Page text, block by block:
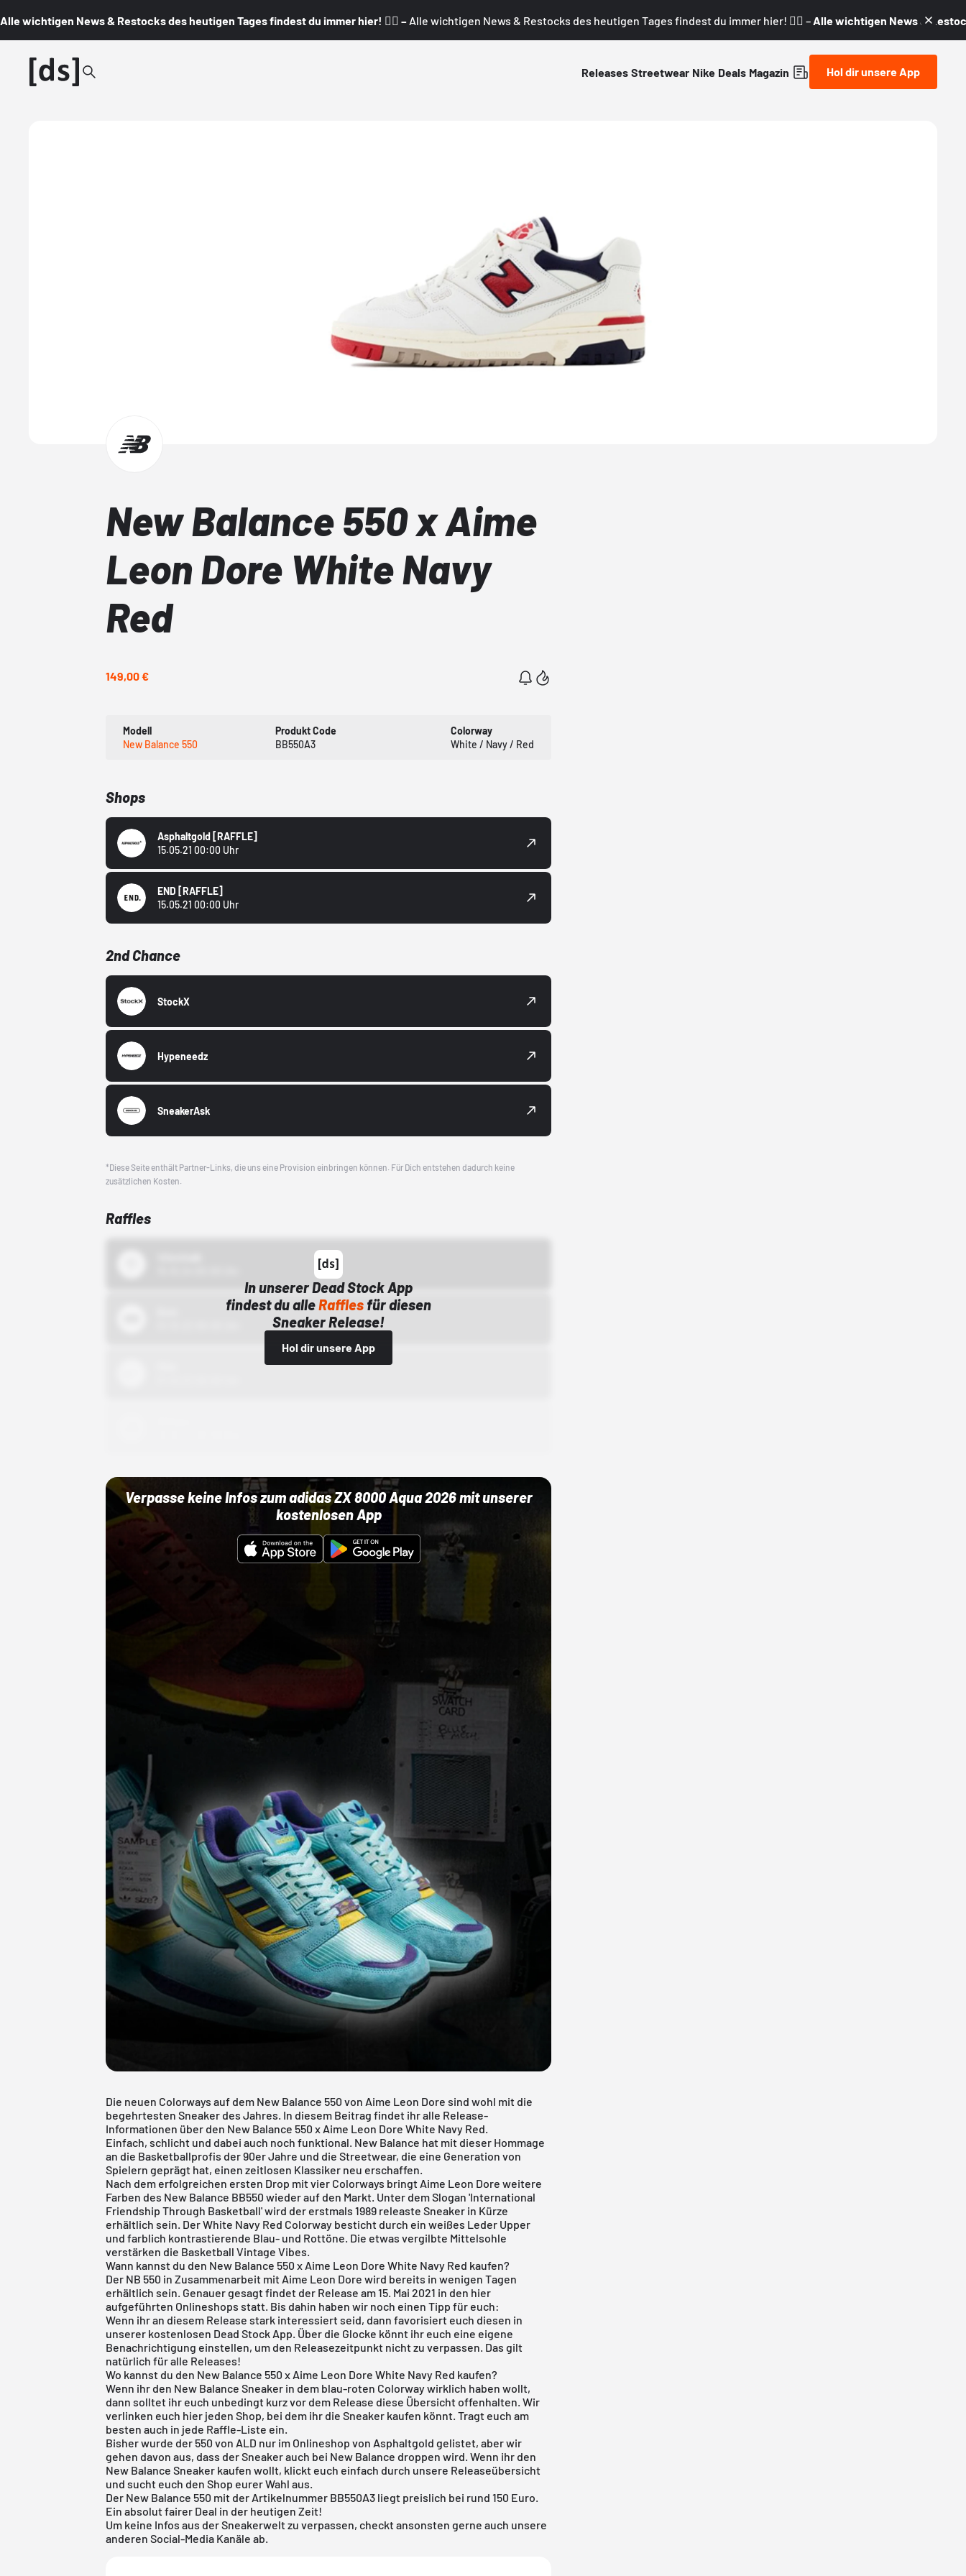
Alle wichtigen News & Restocks des heutigen Tages findest du immer hier! 👇🏼 – Alle wichtigen News & Restocks des heutigen Tages findest du immer hier! 👇🏼 – Alle wichtigen News &
Releases Streetwear Nike Deals Magazin Hol dir unsere App
New Balance 550 x Aime
Leon Dore White Navy
Red
149,00 €
Modell
New Balance 550
Produkt Code
BB550A3
Colorway
White / Navy / Red
Shops
Asphaltgold [RAFFLE]
15.05.21 00:00 Uhr
END [RAFFLE]
15.05.21 00:00 Uhr
2nd Chance
StockX
Hypeneedz
SneakerAsk
*Diese Seite enthält Partner-Links, die uns eine Provision einbringen können. Für Dich entstehen dadurch keine
zusätzlichen Kosten.
Raffles
In unserer Dead Stock App
findest du alleRaffles für diesen
Sneaker Release!
Hol dir unsere App
Verpasse keine Infos zum adidas ZX 8000 Aqua 2026 mit unserer
kostenlosen App
Die neuen Colorways auf dem New Balance 550 von Aime Leon Dore sind wohl mit die
begehrtesten Sneaker des Jahres. In diesem Beitrag findet ihr alle Release-
Informationen über den New Balance 550 x Aime Leon Dore White Navy Red.
Einfach, schlicht und dabei auch noch funktional. New Balance hat mit dieser Hommage
an die Basketballprofis der 90er Jahre und die Streetwear, die eine Generation von
Spielern geprägt hat, einen zeitlosen Klassiker neu erschaffen.
Nach dem erfolgreichen ersten Drop mit vier Colorways bringt Aime Leon Dore weitere
Farben des New Balance BB550 wieder auf den Markt. Unter dem Slogan 'International
Friendship Through Basketball' wird der erstmals 1989 releaste Sneaker in Kürze
erhältlich sein. Der White Navy Red Colorway besticht durch ein weißes Leder Upper
und farblich kontrastierende Blau- und Rottöne. Die etwas vergilbte Mittelsohle
verstärken die Basketball Vintage Vibes.
Wann kannst du den New Balance 550 x Aime Leon Dore White Navy Red kaufen?
Der NB 550 in Zusammenarbeit mit Aime Leon Dore wird bereits in wenigen Tagen
erhältlich sein. Genauer gesagt findet der Release am 15. Mai 2021 in den hier
aufgeführten Onlineshops statt. Bis dahin haben wir noch einen Tipp für euch:
Wenn ihr an diesem Release stark interessiert seid, dann favorisiert euch diesen in
unserer kostenlosen Dead Stock App . Über die Glocke könnt ihr euch eine eigene
Benachrichtigung einstellen, um den Releasezeitpunkt nicht zu verpassen. Das gilt
natürlich für alle Releases!
Wo kannst du den New Balance 550 x Aime Leon Dore White Navy Red kaufen?
Wenn ihr den New Balance Sneaker in dem blau-roten Colorway wirklich haben wollt,
dann solltet ihr euch unbedingt kurz vor dem Release diese Übersicht offenhalten. Wir
verlinken euch hier jeden Shop, bei dem ihr die Sneaker kaufen könnt. Tragt euch am
besten auch in jede Raffle-Liste ein.
Bisher wurde der 550 von ALD nur im Onlineshop von Asphaltgold gelistet, aber wir
gehen davon aus, dass der Sneaker auch bei New Balance droppen wird. Wenn ihr den
New Balance Sneaker kaufen wollt, klickt euch einfach durch unsere Releaseübersicht
und sucht euch den Shop eurer Wahl aus.
Der New Balance 550 mit der Artikelnummer BB550A3 liegt preislich bei rund 150 Euro.
Ein absolut fairer Deal in der heutigen Zeit!
Um keine Infos aus der Sneakerwelt zu verpassen, checkt ansonsten gerne auch unsere
anderen Social-Media Kanäle ab.